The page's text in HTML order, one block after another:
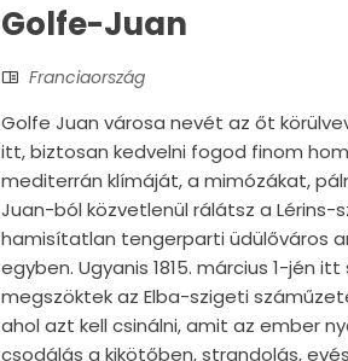
Golfe-Juan
Franciaország
Golfe Juan városa nevét az őt
itt, biztosan kedvelni fogod finom
mediterrán klímáját, a mimózákat,
Juan-ból közvetlenül rálátsz a
hamisítatlan tengerparti üdülőváros
egyben. Ugyanis 1815. március 1-jén
megszöktek az Elba-szigeti
ahol azt kell csinálni, amit az ember
csodálás a kikötőben, strandolás,